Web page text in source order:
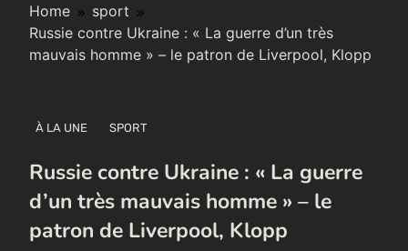
Home
sport
Russie contre Ukraine : « La guerre d’un très
mauvais homme » – le patron de Liverpool, Klopp
À LA UNE SPORT
Russie contre Ukraine : « La guerre
d’un très mauvais homme » – le
patron de Liverpool, Klopp